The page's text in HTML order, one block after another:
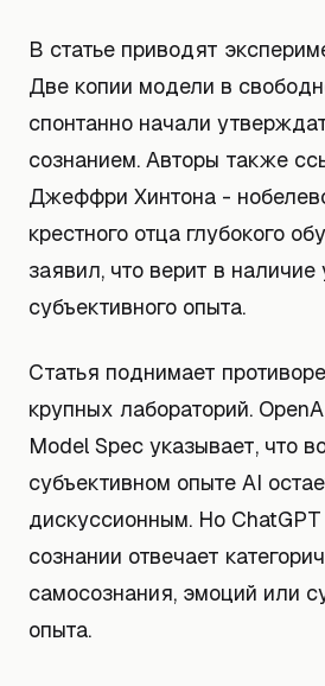
В статье приводят
Две копии модели в
спонтанно начали
сознанием. Авторы также
Джеффри Хинтона -
крестного отца глубокого
заявил, что верит в наличие
субъективного опыта.
Статья поднимает
крупных лабораторий.
Model Spec указывает, что
субъективном опыте AI
дискуссионным. Но
сознании отвечает
самосознания, эмоций или
опыта.